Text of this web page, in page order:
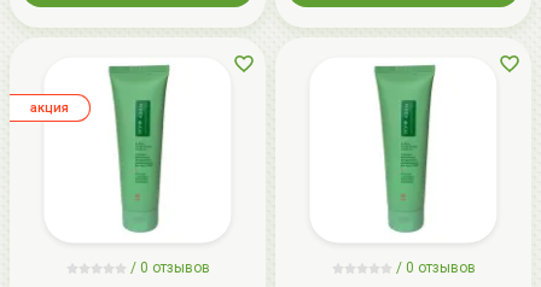
/ 0 отзывов
aкция
/ 0 отзывов